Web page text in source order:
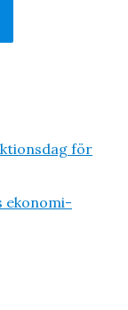
för
ekonomi-